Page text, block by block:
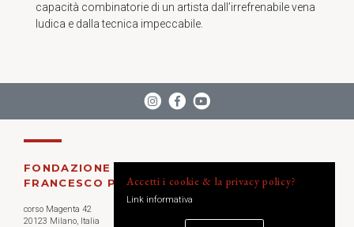
capacità combinatorie di un artista dall’irrefrenabile vena
ludica e dalla tecnica impeccabile.
FONDAZIONE
FRANCESCO PASQUINELLI
corso Magenta 42
20123 Milano, Italia
Accetti i cookie & la privacy policy?
Link informativa